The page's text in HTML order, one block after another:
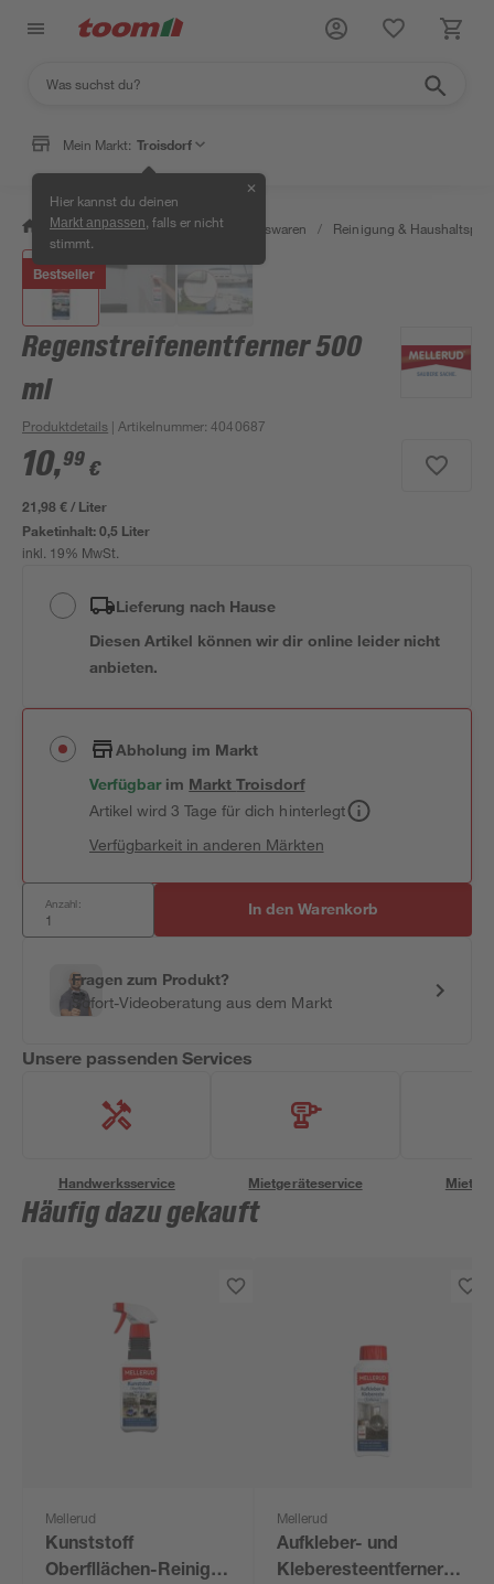
Mein Markt: Troisdorf
Hier kannst du deinen
Markt anpassen , falls er nicht
stimmt.
✕
/ Wohnen & Haushalt / Haushaltswaren / Reinigung &
Bestseller
Regenstreifenentferner 500
ml
Produktdetails | Artikelnummer:4040687
10,99 €
21,98 € / Liter
Paketinhalt:0,5 Liter
inkl. 19% MwSt.
Lieferung nach Hause
Diesen Artikel können wir dir online leider nicht
anbieten.
Abholung im Markt
Verfügbar im MarktTroisdorf
Artikel wird 3 Tage für dich hinterlegt
Verfügbarkeit in anderen Märkten
Anzahl: In den Warenkorb
Fragen zum Produkt?
Sofort-Videoberatung aus dem Markt
Unsere passenden Services
Handwerksservice Mietgeräteservice
Häufig dazu gekauft
Mellerud
Kunststoff
Oberfllächen-Reiniger
Mellerud
Aufkleber- und
Kleberesteentferner